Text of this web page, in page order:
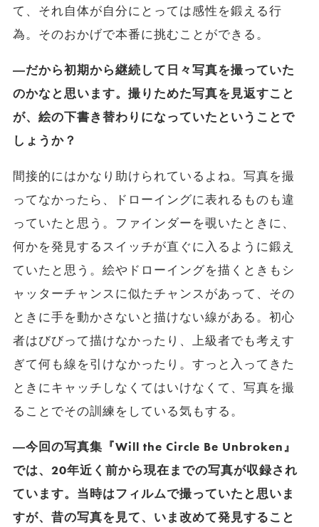
て、それ自体が自分にとっては感性を鍛える行
為。そのおかげで本番に挑むことができる。
―だから初期から継続して日々写真を撮っていた
のかなと思います。撮りためた写真を見返すこと
が、絵の下書き替わりになっていたということで
しょうか？
間接的にはかなり助けられているよね。写真を撮
ってなかったら、ドローイングに表れるものも違
っていたと思う。ファインダーを覗いたときに、
何かを発見するスイッチが直ぐに入るように鍛え
ていたと思う。絵やドローイングを描くときもシ
ャッターチャンスに似たチャンスがあって、その
ときに手を動かさないと描けない線がある。初心
者はびびって描けなかったり、上級者でも考えす
ぎて何も線を引けなかったり。すっと入ってきた
ときにキャッチしなくてはいけなくて、写真を撮
ることでその訓練をしている気もする。
―今回の写真集『Will the Circle Be Unbroken』
では、20年近く前から現在までの写真が収録され
ています。当時はフィルムで撮っていたと思いま
すが、昔の写真を見て、いま改めて発見すること